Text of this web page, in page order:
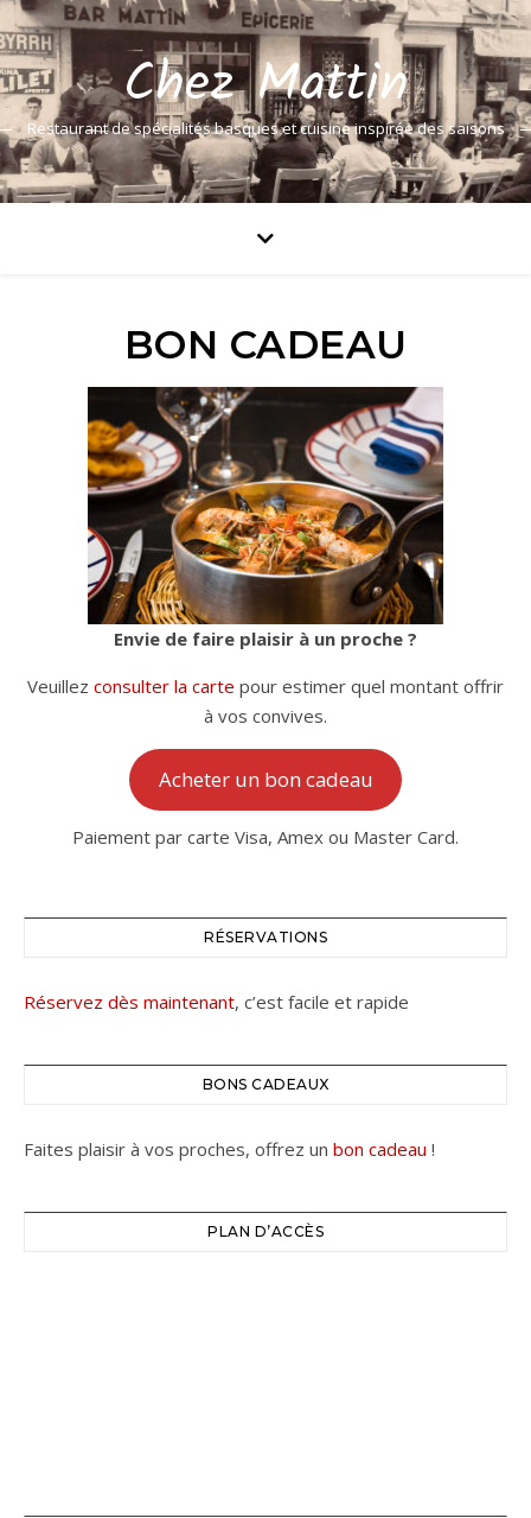
Chez Mattin
Restaurant de spécialités basques et cuisine inspirée des saisons
BON CADEAU
Envie de faire plaisir à un proche ?
Veuillez consulter la carte pour estimer quel montant offrir
à vos convives.
Acheter un bon cadeau
Paiement par carte Visa, Amex ou Master Card.
RÉSERVATIONS
Réservez dès maintenant, c’est facile et rapide
BONS CADEAUX
Faites plaisir à vos proches, offrez un bon cadeau !
PLAN D’ACCÈS